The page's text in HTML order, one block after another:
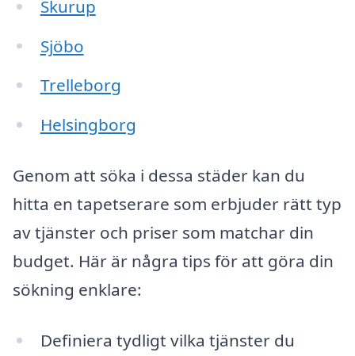
Skurup
Sjöbo
Trelleborg
Helsingborg
Genom att söka i dessa städer kan du
hitta en tapetserare som erbjuder rätt typ
av tjänster och priser som matchar din
budget. Här är några tips för att göra din
sökning enklare:
Definiera tydligt vilka tjänster du